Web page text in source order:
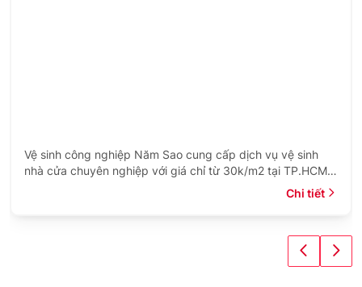
Vệ sinh công nghiệp Năm Sao cung cấp dịch vụ vệ sinh
nhà cửa chuyên nghiệp với giá chỉ từ 30k/m2 tại TP.HCM.
Chi tiết